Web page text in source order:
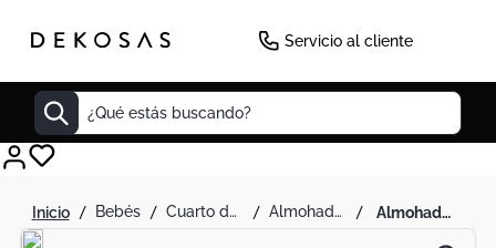
Servicio al cliente
¿Qué estás buscando?
bebés cuarto del bebe almohadas y cojines almohada moldeadora beige - toral
Decoracion